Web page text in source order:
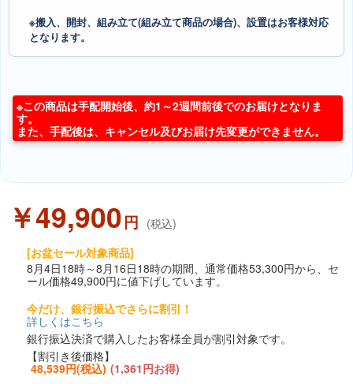
※搬入、開封、組み立て(組み立て商品の場合)、設置はお客様対応
となります。
※この商品は手配開始後、約1～2週間前後でのお届けとなりま
す。
また、手配後は、キャンセル及びお届け先変更ができません。
￥49,900円 (税込)
[お盆セール対象商品]
8月4日18時～8月16日18時の期間、通常価格53,300円から、セ
ール価格49,900円に値下げしています。
今だけ、銀行振込でさらに割引！
詳しくはこちら
銀行振込決済で購入したお客様全員が割引対象です。
【割引き後価格】
48,539円(税込) (1,361円お得)